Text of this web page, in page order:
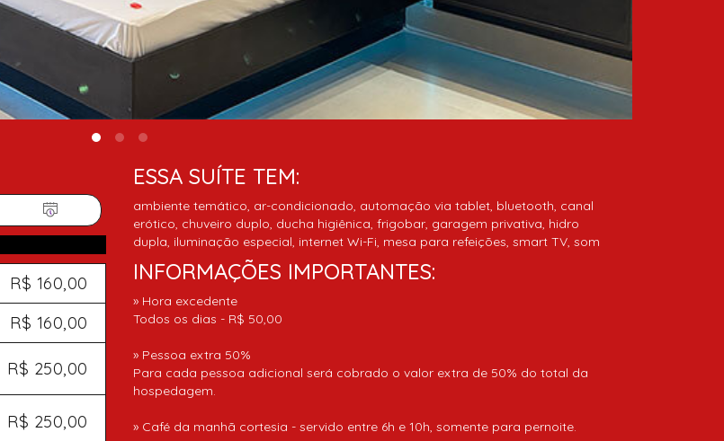
R$ 160,00
R$ 160,00
R$ 250,00
R$ 250,00
ESSA SUÍTE TEM:
ambiente temático, ar-condicionado, automação via tablet, bluetooth, canal
erótico, chuveiro duplo, ducha higiênica, frigobar, garagem privativa, hidro
dupla, iluminação especial, internet Wi-Fi, mesa para refeições, smart TV, som
INFORMAÇÕES IMPORTANTES:
​» Hora excedente
Todos os dias - R$ 50,00
» Pessoa extra 50%
Para cada pessoa adicional será cobrado o valor extra de 50% do total da
hospedagem.
» Café da manhã cortesia - servido entre 6h e 10h, somente para pernoite.